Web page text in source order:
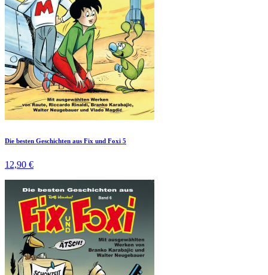
Die besten Geschichten aus Fix und Foxi 5
12,90 €